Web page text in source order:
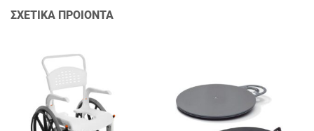
ΣΧΕΤΙΚΑ ΠΡΟΙΟΝΤΑ